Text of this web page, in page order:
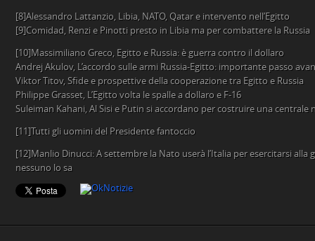
[8]Alessandro Lattanzio, Libia, NATO, Qatar e intervento nell’Egitto
[9]Comidad, Renzi e Pinotti presto in Libia ma per combattere la Russia
[10]Massimiliano Greco, Egitto e Russia: è guerra contro il dollaro
Andrej Akulov, L’accordo sulle armi Russia-Egitto: importante passo
Viktor Titov, Sfide e prospettive della cooperazione tra Egitto e Russia
Philippe Grasset, L’Egitto volta le spalle a dollaro e F-16
Suleiman Kahani, Al Sisi e Putin si accordano per costruire una centrale
[11]Tutti gli uomini del Presidente fantoccio
[12]Manlio Dinucci: A settembre la Nato userà l’Italia per esercitarsi alla
nessuno lo sa